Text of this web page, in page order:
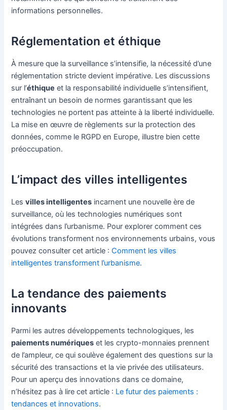
informations personnelles.
Réglementation et éthique
À mesure que la surveillance s’intensifie, la nécessité d’une
réglementation stricte devient impérative. Les discussions
sur l’éthique et la responsabilité individuelle s’intensifient,
entraînant un besoin de normes garantissant que les
technologies ne portent pas atteinte à la liberté individuelle.
La mise en œuvre de règlements sur la protection des
données, comme le RGPD en Europe, illustre bien cette
préoccupation.
L’impact des villes intelligentes
Lesvilles intelligentes incarnent une nouvelle ère de
surveillance, où les technologies numériques sont
intégrées dans l’urbanisme. Pour explorer comment ces
évolutions transforment nos environnements urbains, vous
pouvez consulter cet article :Comment les villes
intelligentes transforment l’urbanisme.
La tendance des paiements
innovants
Parmi les autres développements technologiques, les
paiements numériques et les crypto-monnaies prennent
de l’ampleur, ce qui soulève également des questions sur la
sécurité des transactions et la vie privée des utilisateurs.
Pour un aperçu des innovations dans ce domaine,
n’hésitez pas à lire cet article : Le futur des paiements :
tendances et innovations.